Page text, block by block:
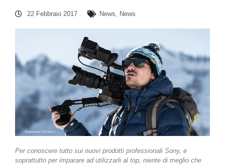
22 Febbraio 2017 News, News
Per conoscere tutto sui nuovi prodotti professionali Sony, e
soprattutto per imparare ad utilizzarli al top, niente di meglio che